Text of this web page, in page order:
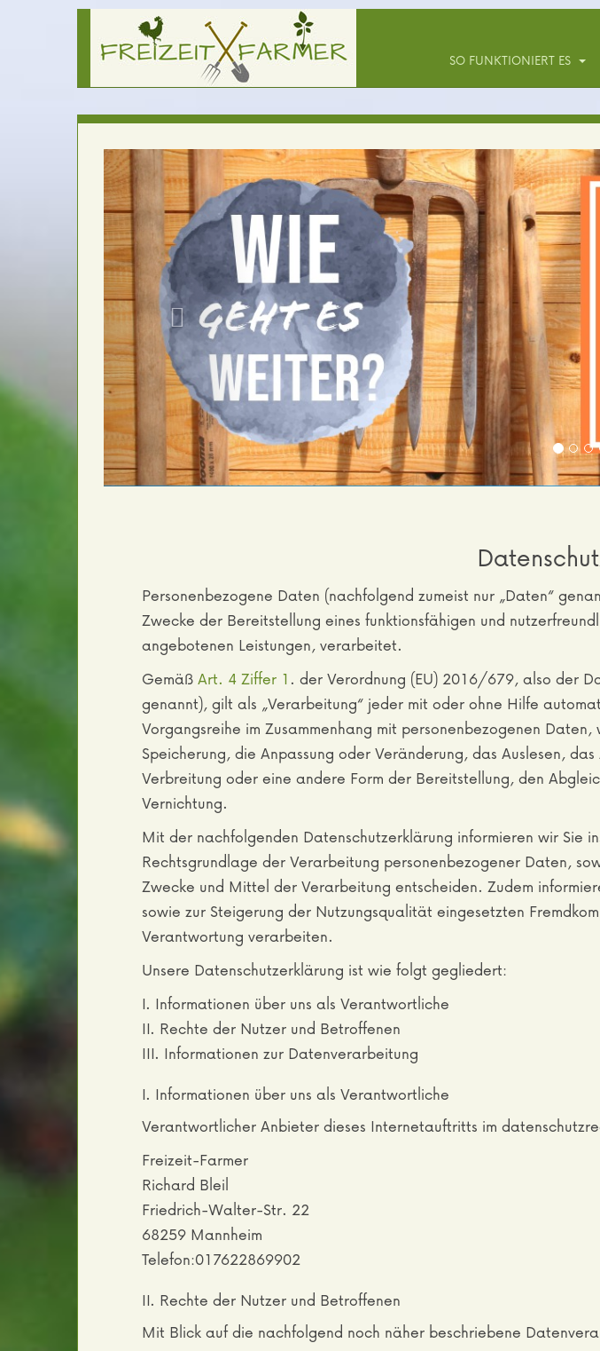
SO FUNKTIONIERT ES
Dein
in unseren Mietgärten erntest du
die wir für dich pflanzen.
inklusive! Alternativ kannst du
Personenbezogene Daten (nachfolgend zumeist nur „Daten“
Zwecke der Bereitstellung eines funktionsfähigen und
angebotenen Leistungen, verarbeitet.
GemäßArt. 4 Ziffer 1. der Verordnung (EU) 2016/679, also der
genannt), gilt als „Verarbeitung“ jeder mit oder ohne Hilfe
Vorgangsreihe im Zusammenhang mit personenbezogenen
Speicherung, die Anpassung oder Veränderung, das Auslesen,
Verbreitung oder eine andere Form der Bereitstellung, den
Vernichtung.
Mit der nachfolgenden Datenschutzerklärung informieren wir Sie
Rechtsgrundlage der Verarbeitung personenbezogener Daten,
Zwecke und Mittel der Verarbeitung entscheiden. Zudem
sowie zur Steigerung der Nutzungsqualität eingesetzten
Verantwortung verarbeiten.
Unsere Datenschutzerklärung ist wie folgt gegliedert:
I. Informationen über uns als Verantwortliche
II. Rechte der Nutzer und Betroffenen
III. Informationen zur Datenverarbeitung
I. Informationen über uns als Verantwortliche
Verantwortlicher Anbieter dieses Internetauftritts im
Freizeit-Farmer
Richard Bleil
Friedrich-Walter-Str. 22
68259 Mannheim
Telefon:017622869902
II. Rechte der Nutzer und Betroffenen
Mit Blick auf die nachfolgend noch näher beschriebene